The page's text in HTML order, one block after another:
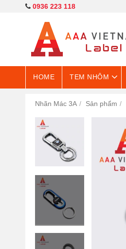
0936 223 118
HOME TEM NHÔM
Nhãn Mác 3A Sản phẩm